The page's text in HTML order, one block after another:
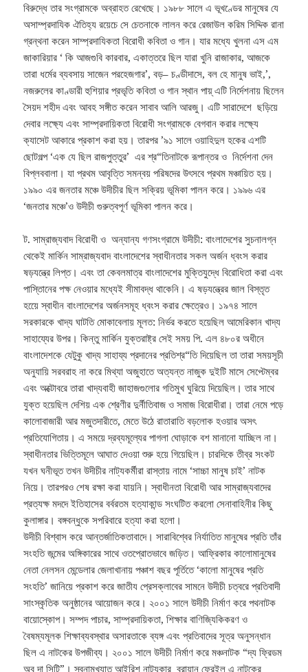
বিরুদ্ধে তার সংগ্রামকে অব্রাহত রেখেছে। ১৯৮৮ সালে এ ভূখণ্ডের মানুষের যে
অসাম্প্রদাযিক ঐতিহ্য রয়েচে সে চেতনাকে লালন করে রেজাউল করিম সিদ্দিক রানা
গ্রন্থনা করেন সাম্প্রদাযিকতা বিরোধী কবিতা ও গান। যার মধ্যে খুলনা এস এম
জাকারিয়ার ‘ কি আজগুবি কারবার, একাত্তরে ছিল যারা খুনি রাজাকার, আজকে
তারা ধর্মের ব্যবসায় সাজেন পরহেজগার’, বড়– চণ্ডীদাসে, বল হে মানুষ ভাই,’,
নজরুলের কাণ্ডারী হুশিয়ার প্রভৃতি কবিতা ও গান স্থান পায়্ এটি নির্দেশনায় ছিলেন
সৈয়দ শহীদ এবং আবহ সঙ্গীত করেন সাবাব আলি আরজু। এটি সারাদেশে ছড়িয়ে
দেবার লক্ষ্যে এবং সাম্প্রদায়িকতা বিরোধী সংগ্রামকে বেগবান করার লক্ষ্যে
ক্যাসেট আকারে প্রকাশ করা হয়। তারপর ’৯১ সালে ওয়াহিদুল হকের এশটি
ছোটগল্প ‘এক যে ছিল রাজপুত্তুর’ এর শ্র“তিনাটকে রূপান্তর ও নির্দেশনা দেন
বিপ্লববালা। যা প্রথম আবৃত্তি সমন্বয় পরিষদের উৎসবে প্রথম মঞ্চায়িত হয়।
১৯৯০ এর জনতার মঞ্চে উদীচীর ছিল সক্রিয় ভূমিকা পালন করে। ১৯৯৬ এর
‘জনতার মঞ্চে’ও উদীচী গুরুত্বপূর্ণ ভূমিকা পালন করে।
ট. সাম্রাজ্যবাদ বিরোধী ও অন্যান্য গণসংগ্রামে উদীচী: বাংলাদেশের সুচনালগ্ন
থেকেই মার্কিন সাম্রাজ্যবাদ বাংলাদেশের স্বাধীনতার সকল অর্জন ধ্বংস করার
ষড়যন্ত্রে লিপ্ত। এবং তা কেবলমাত্র বাংলাদেশের মুক্তিযুদ্ধে বিরোধিতা করা এবং
পাস্তিানের পক্ষ নেওয়ার মধ্যেই সীমাবদ্ধ থাকেনি। এ ষড়যন্ত্রের জাল বিস্তৃত
হয়েে স্বাধীন বাংলাদেশের অর্জনসমূহ ধ্বংস করার ক্ষেত্রেও। ১৯৭৪ সালে
সরকারকে খাদ্য ঘাটতি মোকাবেলায় মূলত: নির্ভর করতে হয়েছিল আমেরিকান খাদ্য
সাহায্যের উপর। কিন্তু মার্কিন যুক্তরাষ্ট্র সেই সময় পি. এল ৪৮০র অধীনে
বাংলাদেশকে যেটুকু খাদ্য সাহায্য প্রদানের প্রতিশ্র“তি দিয়েছিল তা তারা সময়সূচী
অনুযায়ি সরবরাহ না করে মিথ্যা অজুহাতে অত্যন্ত নাজুক দুইটি মাসে সেপ্টেম্বর
এবং অক্টোবরে তারা খাদ্যবাহী জাহাজগুলোর গতিমুখ ঘুরিয়ে দিয়েছিল। তার সাথে
যুক্ত হয়েছিল দেশিয় এক শ্রেণীর দুর্নীতিবাজ ও সমাজ বিরোধীরা। তারা নেমে পড়ে
কালোবাজারী আর মজুতদারীতে, মেতে উঠে রাতারাতি বড়লোক হওয়ার অসৎ
প্রতিযোগিতায়। এ সময়ে দ্রব্যমূল্যের পাগলা ঘোড়াকে বশ মানানো যাচ্ছিল না।
স্বাধীনতার ভিত্তিমূলে আঘাত দেওয়া শুরু হয়ে গিয়েছিল। চারদিকে তীব্র সংকট
যখন ঘনীভূত তখন উদীচীর নাট্যকর্মীরা রাস্তায় নামে ‘সাচ্চা মানুষ চাই’ নাটক
নিয়ে। তারপরও শেষ রক্ষা করা যায়নি। স্বাধীনতা বিরোধী আর সাম্রাজ্যবাদের
প্রত্যক্ষ মদদে ইতিহাসের বর্বরতম হত্যাকান্ড সংঘটিত করলো সেনাবাহিনীর কিছু
কুলাঙ্গার। বঙ্গবন্ধুকে সপরিবারে হত্যা করা হলো।
উদীচী বিশ্বাস করে আন্তর্জাতিকতাবাদে। সারাবিশ্বের নির্যাতিত মানুষের প্রতি তাঁর
সংহতি জন্মের অঙ্গিকারের সাথে ওতপ্রোতভাবে জড়িত। আফ্রিকার কালোমানুষের
নেতা নেলসন মেন্ডেলার জেলাখানায় পঞ্চাশ বছর পূর্তিতে ‘কালো মানুষের প্রতি
সংহতি’ জানিয়ে প্রকাশ করে জাতীয প্রেসক্লাবের সামনে উদীচী চত্বরে প্রতিবাদী
সাংস্কৃতিক অনুষ্ঠানের আয়োজন করে। ২০০১ সালে উদীচী নির্মাণ করে পথনাটক
বায়োস্কোপ। সম্পদ পাচার, সাম্প্রদায়িকতা, শিক্ষার বাণিজ্যিকিকরণ ও
বৈষম্যমূলক শিক্ষাব্যবস্থার অসারতাকে ব্যঙ্গ এবং প্রতিবাদের সূত্র অনুসন্ধান
ছিল এ নাটকের উপজীব্য। ২০০১ সালে উদীচী নির্মাণ করে মঞ্চনাটক “দ্য ফ্রিডম
অব দা সিটি”। স্বনামখ্যাত আইরিশ নাট্যকার ব্রায়ান ফ্রেইল এ নাটকের